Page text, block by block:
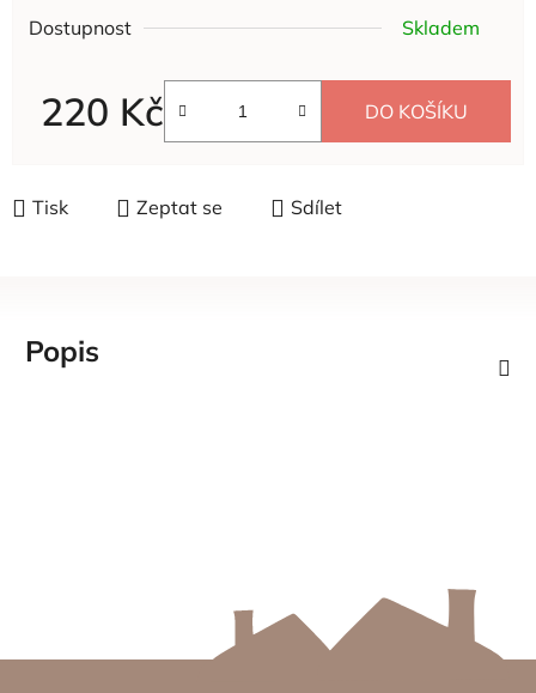
Dostupnost Skladem
220 Kč DO KOŠÍKU
Tisk Zeptat se Sdílet
Popis